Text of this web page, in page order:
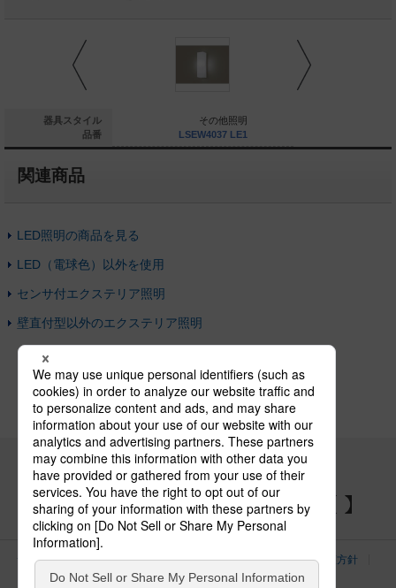
器具スタイル
品番
その他照明
その他照明
LSEW4037 LE1
関連商品
LED照明の商品を見る
LED（電球色）以外を使用
センサ付エクステリア照明
壁直付型以外のエクステリア照明
パナソニックの電気設備 SNSアカウント
サイトのご利用にあたって クッキーポリシー
個人情報保護方針
パナソニック ホールディングス